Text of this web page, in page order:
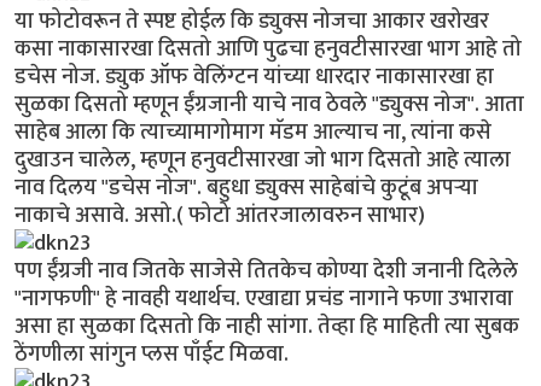
या फोटोवरून ते स्पष्ट होईल कि ड्युक्स नोजचा आकार खरोखर
कसा नाकासारखा दिसतो आणि पुढचा हनुवटीसारखा भाग आहे तो
डचेस नोज. ड्युक ऑफ वेलिंग्टन यांच्या धारदार नाकासारखा हा
सुळका दिसतो म्हणून ईंग्रजानी याचे नाव ठेवले "ड्युक्स नोज". आता
साहेब आला कि त्याच्यामागोमाग मॅडम आल्याच ना, त्यांना कसे
दुखाउन चालेल, म्हणून हनुवटीसारखा जो भाग दिसतो आहे त्याला
नाव दिलय "डचेस नोज". बहुधा ड्युक्स साहेबांचे कुटूंब अपर्‍या
नाकाचे असावे. असो.( फोटो आंतरजालावरुन साभार)
पण ईंग्रजी नाव जितके साजेसे तितकेच कोण्या देशी जनानी दिलेले
"नागफणी" हे नावही यथार्थच. एखाद्या प्रचंड नागाने फणा उभारावा
असा हा सुळका दिसतो कि नाही सांगा. तेव्हा हि माहिती त्या सुबक
ठेंगणीला सांगुन प्लस पाँईट मिळवा.